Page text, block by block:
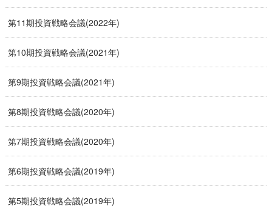
第11期投資戦略会議(2022年)
第10期投資戦略会議(2021年)
第9期投資戦略会議(2021年)
第8期投資戦略会議(2020年)
第7期投資戦略会議(2020年)
第6期投資戦略会議(2019年)
第5期投資戦略会議(2019年)